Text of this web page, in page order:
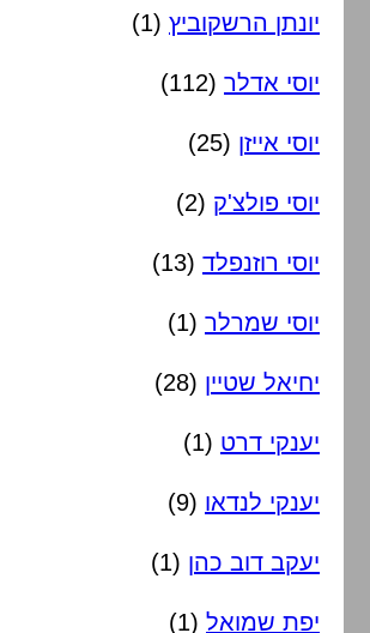
יונתן הרשקוביץ (1)
יוסי אדלר (112)
יוסי אייזן (25)
יוסי פולצ'ק (2)
יוסי רוזנפלד (13)
יוסי שמרלר (1)
יחיאל שטיין (28)
יענקי דרט (1)
יענקי לנדאו (9)
יעקב דוב כהן (1)
יפת שמואל (1)